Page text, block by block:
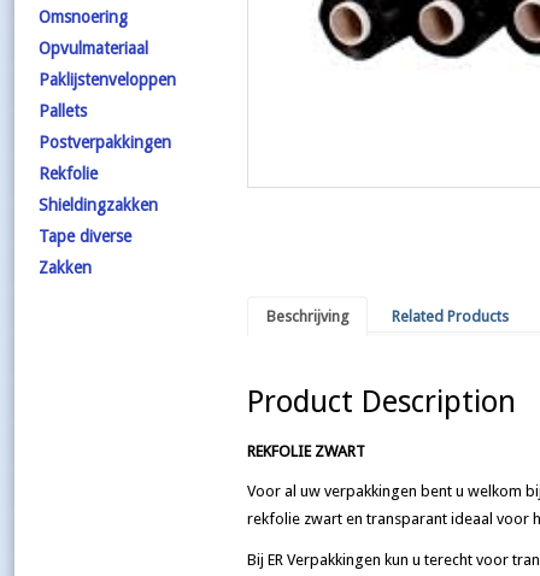
Beschrijving Related Products
Product Description
REKFOLIE ZWART
Voor al uw verpakkingen bent u welkom
rekfolie zwart en transparant ideaal voor
Bij ER Verpakkingen kun u terecht voor
Omsnoering
Opvulmateriaal
Paklijstenveloppen
Pallets
Postverpakkingen
Rekfolie
Shieldingzakken
Tape diverse
Zakken